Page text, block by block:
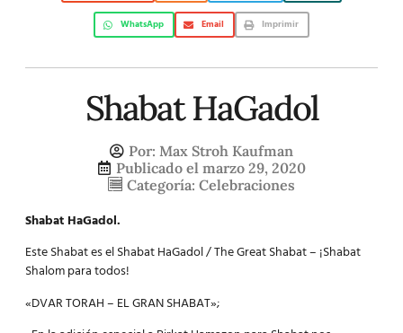
WhatsApp Email Imprimir
Shabat HaGadol
Por: Max Stroh Kaufman
Publicado el marzo 29, 2020
Categoría: Celebraciones
Shabat HaGadol.
Este Shabat es el Shabat HaGadol / The Great Shabat – ¡Shabat
Shalom para todos!
«DVAR TORAH – EL GRAN SHABAT»;